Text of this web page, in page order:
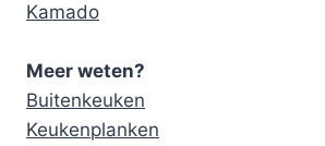
Kamado
Meer weten?
Buitenkeuken
Keukenplanken